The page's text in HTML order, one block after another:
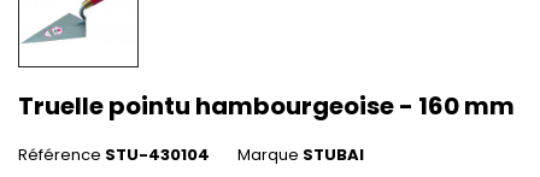
Truelle pointu hambourgeoise - 160 mm
Référence STU-430104 Marque STUBAI